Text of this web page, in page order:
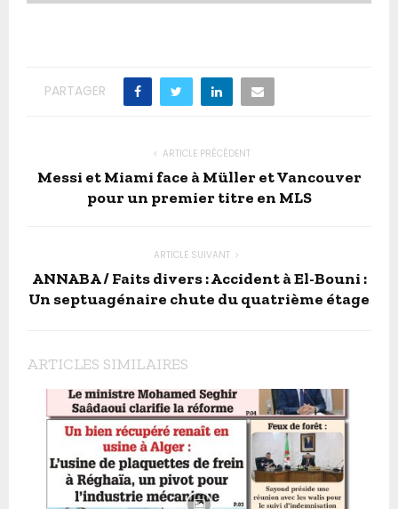
PARTAGER
ARTICLE PRÉCÉDENT
Messi et Miami face à Müller et Vancouver
pour un premier titre en MLS
ARTICLE SUIVANT
ANNABA / Faits divers : Accident à El-Bouni :
Un septuagénaire chute du quatrième étage
ARTICLES SIMILAIRES